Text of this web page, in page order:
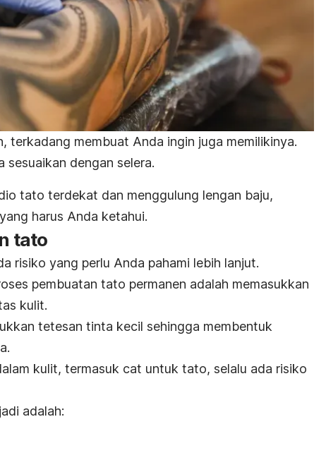
terkadang membuat Anda ingin juga memilikinya.
sesuaikan dengan selera.
tato terdekat dan menggulung lengan baju,
harus Anda ketahui.
tato
risiko yang perlu Anda pahami lebih lanjut.
pembuatan tato permanen adalah memasukkan
kulit.
tetesan tinta kecil sehingga membentuk
kulit, termasuk cat untuk tato, selalu ada risiko
adalah: